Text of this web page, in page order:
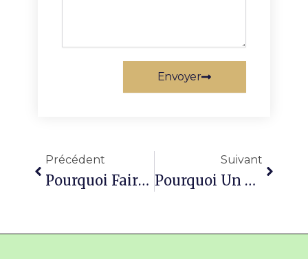
Envoyer
Précédent
Pourquoi Faire Appel À Un Paysagiste Pour Repenser Votre Extérieur À Beauvais ?
Suivant
Pourquoi Un Élagage Arbre À Beauvais Est Essentiel Pour La Santé De Votre Jardin ?